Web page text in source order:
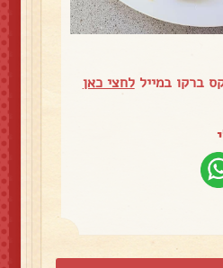
ברקו במייללחצי כאן